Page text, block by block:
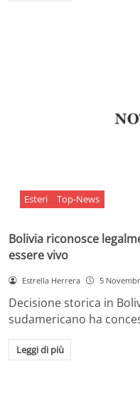
Esteri Top-News
Bolivia riconosce
essere vivo
Estrella Herrera 5
Decisione storica in
sudamericano ha
Leggi di più